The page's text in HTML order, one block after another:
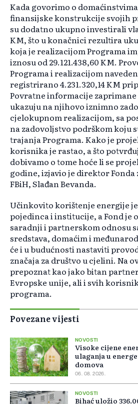
Kada govorimo o
finansijske konstrukcije svojih
su dodatno ukupno investirali
KM, što u konačnici rezultira
koja je realizacijom Programa
iznosu od 29.121.438,60 KM.
Programa i realizacijom
registrirano 4.231.320,14 KM
Povratne informacije
ukazuju na njihovo iznimno
cjelokupnom realizacijom, sa
na zadovoljstvo podrškom koju
trajanja Programa. Kako je
korisnika je rastao, a što
dobivamo o tome hoće li se
godine, izjavio je direktor Fonda
FBiH, Slađan Bevanda.
Učinkovito korištenje energije je
pojedinca i institucije, a Fond je
saradnji i partnerskom odnosu
sredstava, domaćim i
će i u budućnosti nastaviti
značaja za društvo u cjelini. Na
prepoznat kao jako bitan
Evropske unije, ali i svih
programa.
Povezane vijesti
NOVOSTI
Visoke cijene
ulaganja u
domova
06. 08. 2026.
NOVOSTI
Bihać uložio